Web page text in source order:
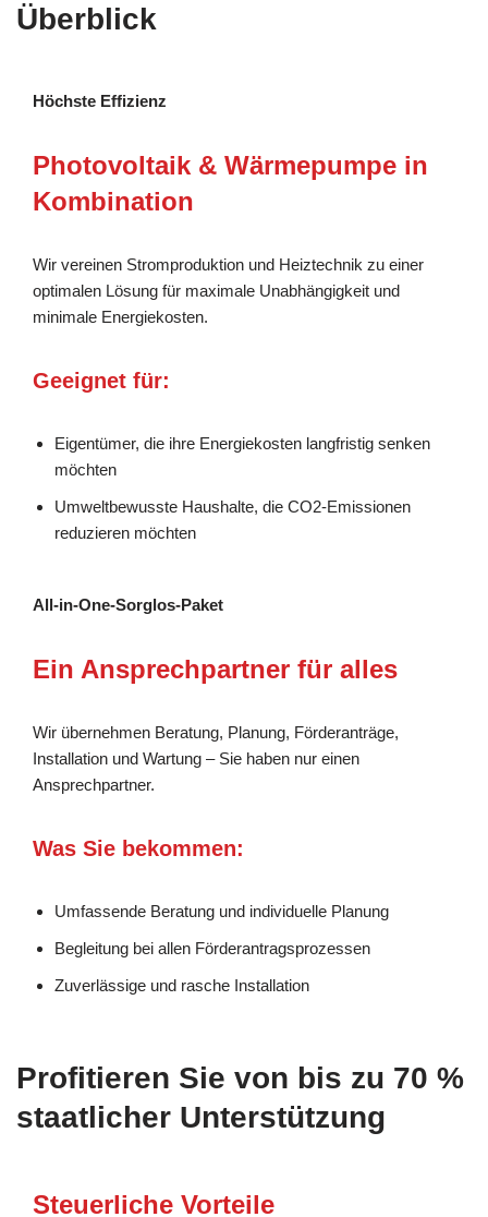
Überblick
Höchste Effizienz
Photovoltaik & Wärmepumpe in
Kombination
Wir vereinen Stromproduktion und Heiztechnik zu einer
optimalen Lösung für maximale Unabhängigkeit und
minimale Energiekosten.
Geeignet für:
Eigentümer, die ihre Energiekosten langfristig senken
möchten
Umweltbewusste Haushalte, die CO2-Emissionen
reduzieren möchten
All-in-One-Sorglos-Paket
Ein Ansprechpartner für alles
Wir übernehmen Beratung, Planung, Förderanträge,
Installation und Wartung – Sie haben nur einen
Ansprechpartner.
Was Sie bekommen:
Umfassende Beratung und individuelle Planung
Begleitung bei allen Förderantragsprozessen
Zuverlässige und rasche Installation
Profitieren Sie von bis zu 70 %
staatlicher Unterstützung
Steuerliche Vorteile